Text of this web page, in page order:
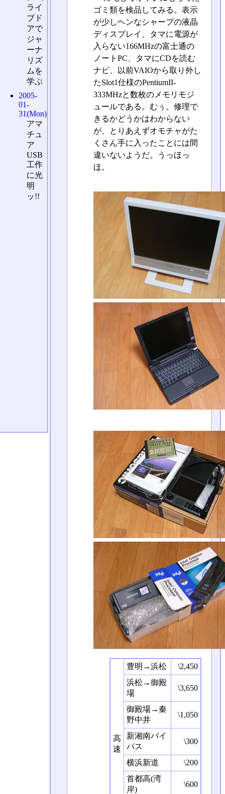
ゴミ類を検品してみる。表示
が少しヘンなシャープの液晶
ディスプレイ、タマに電源が
入らない166MHzの富士通の
ノートPC、タマにCDを読む
ナビ、以前VAIOから取り外し
たSlot1仕様のPentiumII-
333MHzと数枚のメモリモジ
ュールである。むぅ。修理で
きるかどうかはわからない
が、とりあえずオモチャがた
くさん手に入ったことには間
違いないようだ。うっほっ
ほ。
高
速
豊明→浜松
\2,450
浜松→御殿
場
\3,650
御殿場→秦
野中井
\1,050
新湘南バイ
パス
\300
横浜新道
\200
首都高(湾
岸)
\600
ライ
ブド
アで
ジャ
ーナ
リズ
ムを
学ぶ
2005-
01-
31(Mon)
アマ
チュ
ア
USB
工作
に光
明
ッ!!